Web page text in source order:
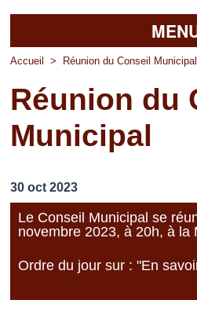
Accueil
La mairie
Découvrir Pierrefitte
Vos professionnels
Loisirs
Accueil > Réunion du Conseil Municipal
Réunion du
Municipal
30 oct 2023
Le Conseil Municipal se
novembre 2023, à 20h, à la
Ordre du jour sur : "En